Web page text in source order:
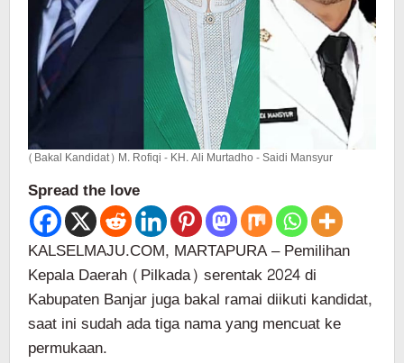
(Bakal Kandidat) M. Rofiqi - KH. Ali Murtadho - Saidi Mansyur
Spread the love
KALSELMAJU.COM, MARTAPURA – Pemilihan
Kepala Daerah (Pilkada) serentak 2024 di
Kabupaten Banjar juga bakal ramai diikuti kandidat,
saat ini sudah ada tiga nama yang mencuat ke
permukaan.